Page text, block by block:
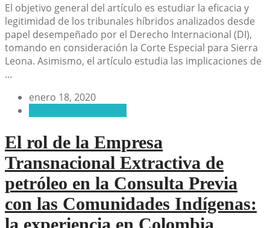
El objetivo general del artículo es estudiar la eficacia y
legitimidad de los tribunales híbridos analizados desde
papel desempeñado por el Derecho Internacional (DI),
tomando en consideración la Corte Especial para Sierra
Leona. Asimismo, el artículo estudia las implicaciones de
...
enero 18, 2020
El rol de la Empresa
Transnacional Extractiva de
petróleo en la Consulta Previa
con las Comunidades Indígenas:
la experiencia en Colombia